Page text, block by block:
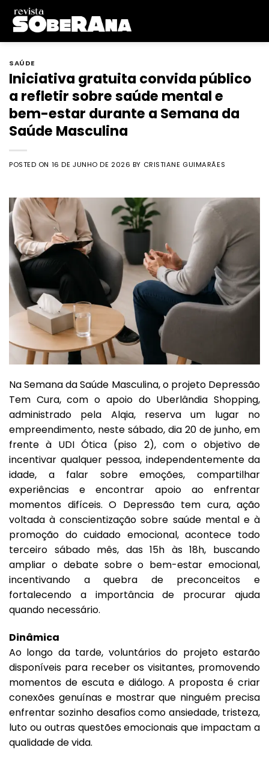
Skip
content
SAÚDE
Iniciativa gratuita convida público
a refletir sobre saúde mental e
bem-estar durante a Semana da
Saúde Masculina
POSTED ON 16 DE JUNHO DE 2026 BY CRISTIANE GUIMARÃES
Na Semana da Saúde Masculina, o projeto Depressão
Tem Cura, com o apoio do Uberlândia Shopping,
administrado pela Alqia, reserva um lugar no
empreendimento, neste sábado, dia 20 de junho, em
frente à UDI Ótica (piso 2), com o objetivo de
incentivar qualquer pessoa, independentemente da
idade, a falar sobre emoções, compartilhar
experiências e encontrar apoio ao enfrentar
momentos difíceis. O Depressão tem cura, ação
voltada à conscientização sobre saúde mental e à
promoção do cuidado emocional, acontece todo
terceiro sábado mês, das 15h às 18h, buscando
ampliar o debate sobre o bem-estar emocional,
incentivando a quebra de preconceitos e
fortalecendo a importância de procurar ajuda
quando necessário.
Dinâmica
Ao longo da tarde, voluntários do projeto estarão
disponíveis para receber os visitantes, promovendo
momentos de escuta e diálogo. A proposta é criar
conexões genuínas e mostrar que ninguém precisa
enfrentar sozinho desafios como ansiedade, tristeza,
luto ou outras questões emocionais que impactam a
qualidade de vida.